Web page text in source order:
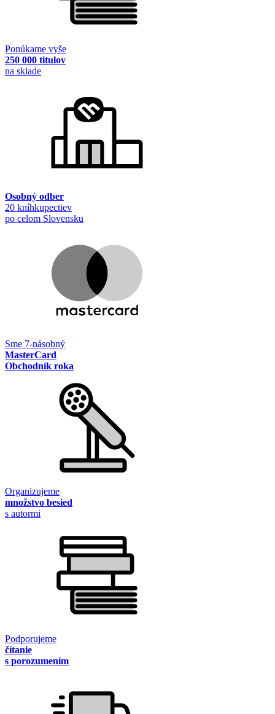
Ponúkame vyše
250 000 titulov
na sklade
Osobný odber
20 kníhkupectiev
po celom Slovensku
Sme 7-násobný
MasterCard
Obchodník roka
Organizujeme
množstvo besied
s autormi
Podporujeme
čítanie
s porozumením